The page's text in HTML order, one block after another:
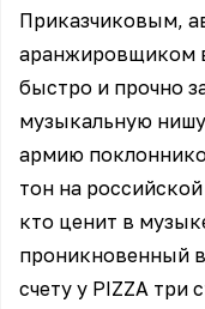
Приказчиковым,
аранжировщиком
быстро и прочно
музыкальную
армию
тон на
кто ценит в
проникновенный
счету у PIZZA три